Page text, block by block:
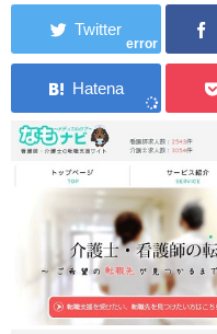
error